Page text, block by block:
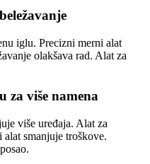
iglu. Precizni merni alat
olakšava rad. Alat za
za više namena
više uređaja. Alat za
smanjuje troškove.